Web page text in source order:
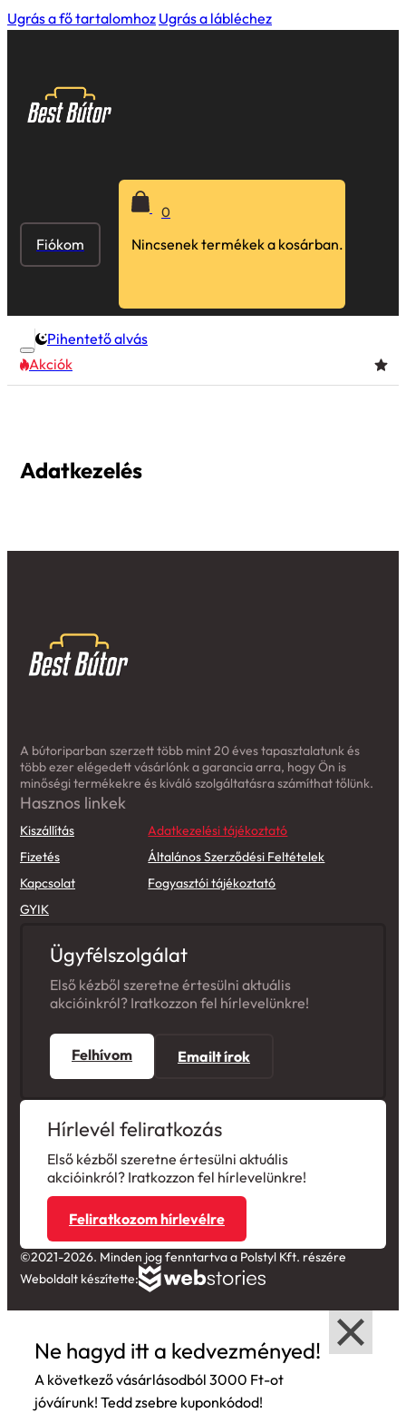
Ugrás a fő tartalomhoz Ugrás a lábléchez
Fiókom
0
Nincsenek termékek a kosárban.
Pihentető alvás
Akciók
Adatkezelés
A bútoriparban szerzett több mint 20 éves tapasztalatunk és
több ezer elégedett vásárlónk a garancia arra, hogy Ön is
minőségi termékekre és kiváló szolgáltatásra számíthat tőlünk.
Hasznos linkek
Kiszállítás
Fizetés
Kapcsolat
GYIK
Adatkezelési tájékoztató
Általános Szerződési Feltételek
Fogyasztói tájékoztató
Ügyfélszolgálat
Első kézből szeretne értesülni aktuális
akcióinkról? Iratkozzon fel hírlevelünkre!
Felhívom Emailt írok
Hírlevél feliratkozás
Első kézből szeretne értesülni aktuális
akcióinkról? Iratkozzon fel hírlevelünkre!
Feliratkozom hírlevélre
©2021-2026. Minden jog fenntartva a Polstyl Kft. részére
Weboldalt készítette:
Ne hagyd itt a kedvezményed!
A következő vásárlásodból 3000 Ft-ot
jóváírunk! Tedd zsebre kuponkódod!